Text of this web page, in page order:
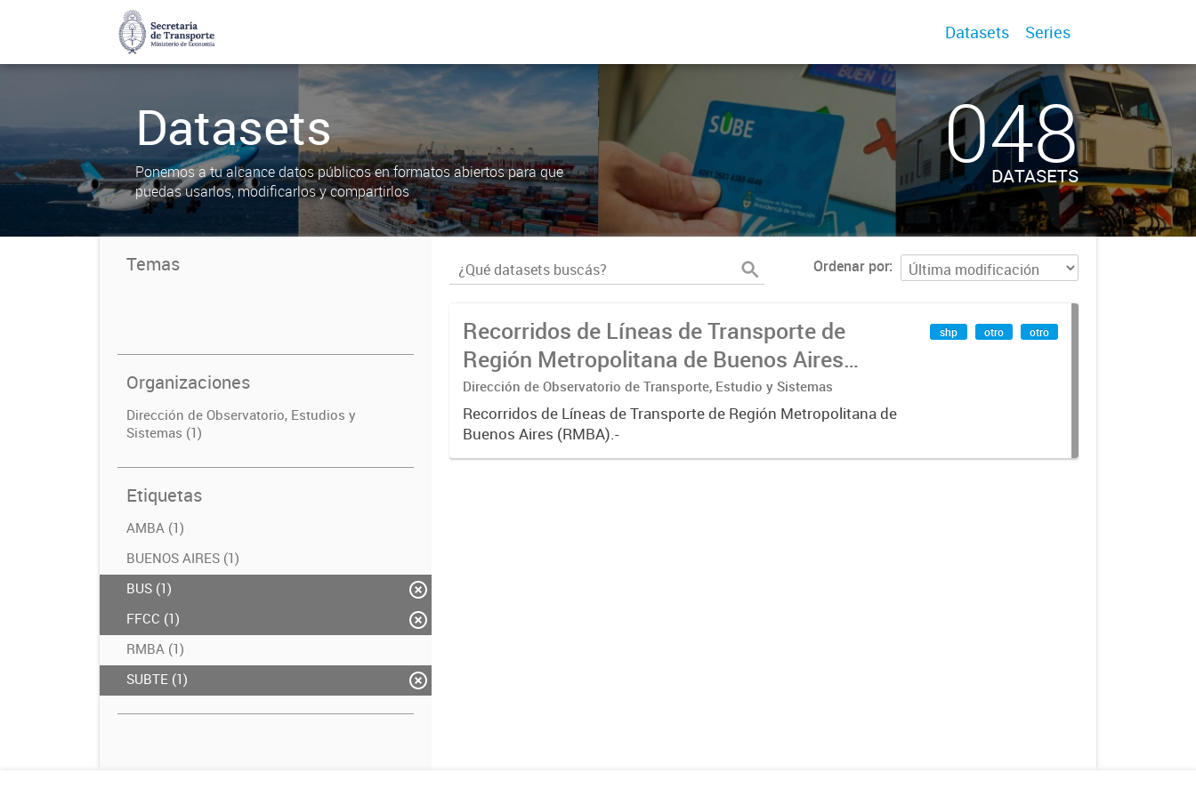
Datasets Series
Datasets
Ponemos a tu alcance datos públicos en formatos abiertos para que
puedas usarlos, modificarlos y compartirlos
048
DATASETS
Temas
Organizaciones
Dirección de Observatorio, Estudios y
Sistemas (1)
Etiquetas
AMBA (1)
BUENOS AIRES (1)
BUS (1)
FFCC (1)
RMBA (1)
SUBTE (1)
Ordenar por
Recorridos de Líneas de Transporte de
Región Metropolitana de Buenos Aires
(RMBA)
Dirección de Observatorio de Transporte, Estudio y Sistemas
Recorridos de Líneas de Transporte de Región Metropolitana de
Buenos Aires (RMBA).-
shp otro otro